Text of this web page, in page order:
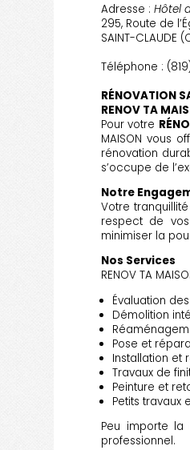
Adresse :Hôtel
295, Route de
SAINT-CLAUDE
Téléphone :
RÉNOVATION
RENOV TA
Pour votre
MAISON vous
rénovation
s’occupe de
Notre
Votre
respect de
minimiser la
Nos Services
RENOV TA
Évaluation
Démolition
Pose et
Installation et
Travaux de
Peinture et
Petits travaux
Peu importe
professionnel.